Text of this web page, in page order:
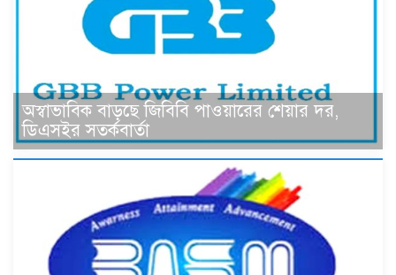
অস্বাভাবিক বাড়ছে জিবিবি পাওয়ারের শেয়ার দর,
ডিএসইর সতর্কবার্তা